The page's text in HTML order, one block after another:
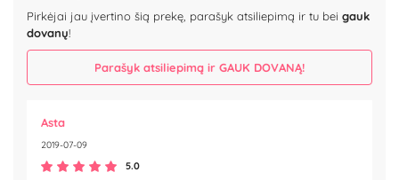
Pirkėjai jau įvertino šią prekę, parašyk atsiliepimą ir tu bei gauk
dovanų!
Parašyk atsiliepimą ir GAUK DOVANĄ!
Asta
2019-07-09
5.0